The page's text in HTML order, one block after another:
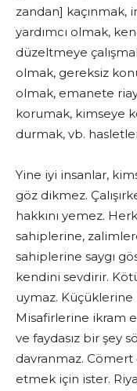
zandan] kaçınmak,
yardımcı olmak,
düzeltmeye
olmak, gereksiz
olmak, emanete
korumak, kimseye
durmak, vb.
Yine iyi insanlar,
göz dikmez.
hakkını yemez.
sahiplerine,
sahiplerine saygı
kendini sevdirir.
uymaz.
Misafirlerine ikram
ve faydasız bir şey
davranmaz.
etmek için ister.